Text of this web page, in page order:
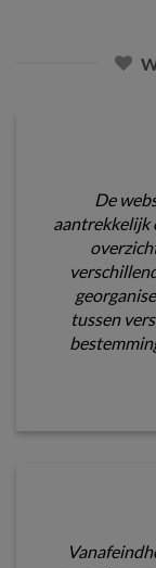
De
aantrekkelijk
tussen